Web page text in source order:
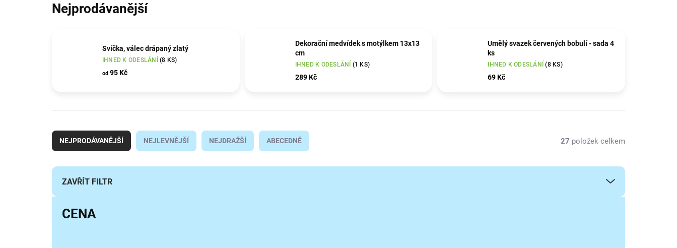
Nejprodávanější
Svíčka, válec drápaný zlatý
IHNED K ODESLÁNÍ(8 KS)
od 95 Kč
Dekorační medvídek s motýlkem 13x13
cm
IHNED K ODESLÁNÍ (1 KS)
289 Kč
Umělý svazek červených bobulí - sada 4
ks
IHNED K ODESLÁNÍ(8 KS)
69 Kč
a
z
n
p
NEJPRODÁVANĚJŠÍ NEJLEVNĚJŠÍ NEJDRAŽŠÍ ABECEDNĚ 27 položek celkem
ZAVŘÍT FILTR
CENA